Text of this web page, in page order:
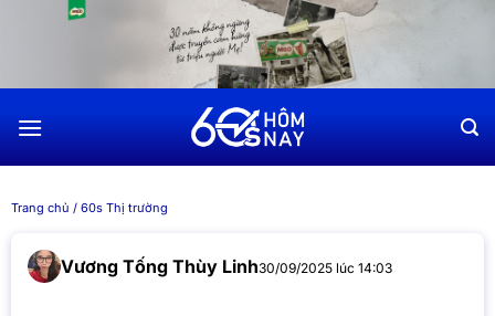
dung
Trang chủ / 60s Thị trường
Vương Tống Thùy Linh30/09/2025 lúc 14:03